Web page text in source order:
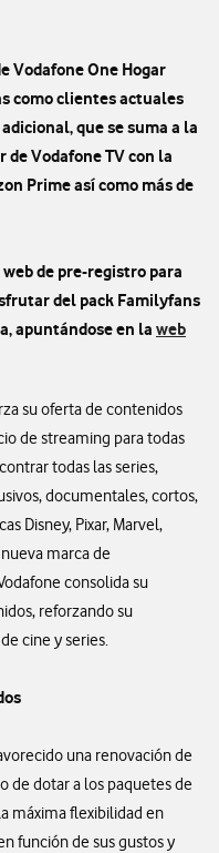
Vodafone One Hogar
como clientes actuales
que se suma a la
Vodafone TV con la
Prime así como más de
de pre-registro para
del pack Familyfans
apuntándose en la web
su oferta de contenidos
de streaming para todas
todas las series,
documentales, cortos,
Disney, Pixar, Marvel,
marca de
consolida su
reforzando su
cine y series.
una renovación de
de dotar a los paquetes de
máxima flexibilidad en
función de sus gustos y